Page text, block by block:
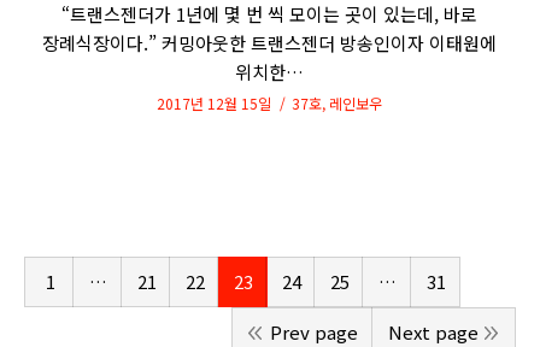
“트랜스젠더가 1년에 몇 번 씩 모이는 곳이 있는데, 바로
장례식장이다.” 커밍아웃한 트랜스젠더 방송인이자 이태원에
위치한…
2017년 12월 15일 37호, 레인보우
1 … 21 22 23 24 25 …
31
Prev page
Next page